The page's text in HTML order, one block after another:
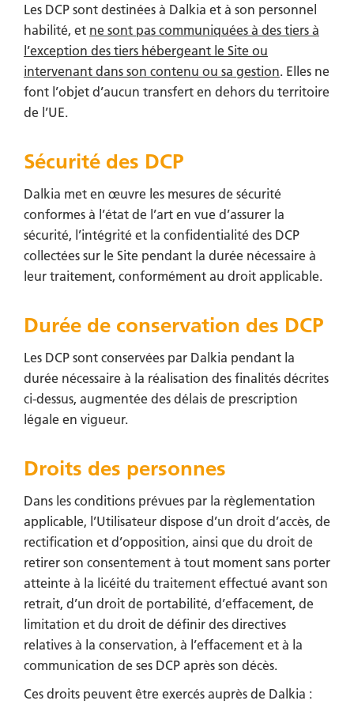
Les DCP sont destinées à Dalkia et à son personnel
habilité, et ne sont pas communiquées à des tiers à
l’exception des tiers hébergeant le Site ou
intervenant dans son contenu ou sa gestion. Elles ne
font l’objet d’aucun transfert en dehors du territoire
de l’UE.
Sécurité des DCP
Dalkia met en œuvre les mesures de sécurité
conformes à l’état de l’art en vue d’assurer la
sécurité, l’intégrité et la confidentialité des DCP
collectées sur le Site pendant la durée nécessaire à
leur traitement, conformément au droit applicable.
Durée de conservation des DCP
Les DCP sont conservées par Dalkia pendant la
durée nécessaire à la réalisation des finalités décrites
ci-dessus, augmentée des délais de prescription
légale en vigueur.
Droits des personnes
Dans les conditions prévues par la règlementation
applicable, l’Utilisateur dispose d’un droit d’accès, de
rectification et d’opposition, ainsi que du droit de
retirer son consentement à tout moment sans porter
atteinte à la licéité du traitement effectué avant son
retrait, d’un droit de portabilité, d’effacement, de
limitation et du droit de définir des directives
relatives à la conservation, à l’effacement et à la
communication de ses DCP après son décès.
Ces droits peuvent être exercés auprès de Dalkia :